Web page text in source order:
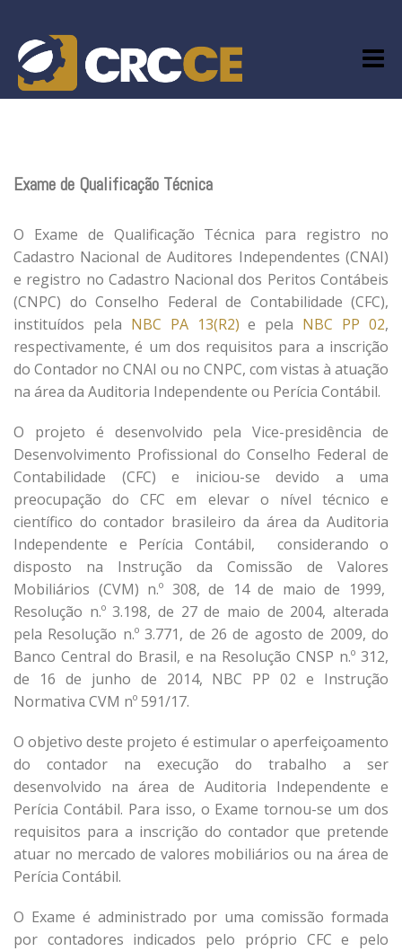
content
Exame de Qualificação Técnica
O Exame de Qualificação Técnica para registro no
Cadastro Nacional de Auditores Independentes (CNAI)
e registro no Cadastro Nacional dos Peritos Contábeis
(CNPC) do Conselho Federal de Contabilidade (CFC),
instituídos pela NBC PA 13(R2) e pela NBC PP 02,
respectivamente, é um dos requisitos para a inscrição
do Contador no CNAI ou no CNPC, com vistas à atuação
na área da Auditoria Independente ou Perícia Contábil.
O projeto é desenvolvido pela Vice-presidência de
Desenvolvimento Profissional do Conselho Federal de
Contabilidade (CFC) e iniciou-se devido a uma
preocupação do CFC em elevar o nível técnico e
científico do contador brasileiro da área da Auditoria
Independente e Perícia Contábil, considerando o
disposto na Instrução da Comissão de Valores
Mobiliários (CVM) n.º 308, de 14 de maio de 1999,
Resolução n.º 3.198, de 27 de maio de 2004, alterada
pela Resolução n.º 3.771, de 26 de agosto de 2009, do
Banco Central do Brasil, e na Resolução CNSP n.º 312,
de 16 de junho de 2014, NBC PP 02 e Instrução
Normativa CVM nº 591/17.
O objetivo deste projeto é estimular o aperfeiçoamento
do contador na execução do trabalho a ser
desenvolvido na área de Auditoria Independente e
Perícia Contábil. Para isso, o Exame tornou-se um dos
requisitos para a inscrição do contador que pretende
atuar no mercado de valores mobiliários ou na área de
Perícia Contábil.
O Exame é administrado por uma comissão formada
por contadores indicados pelo próprio CFC e pelo